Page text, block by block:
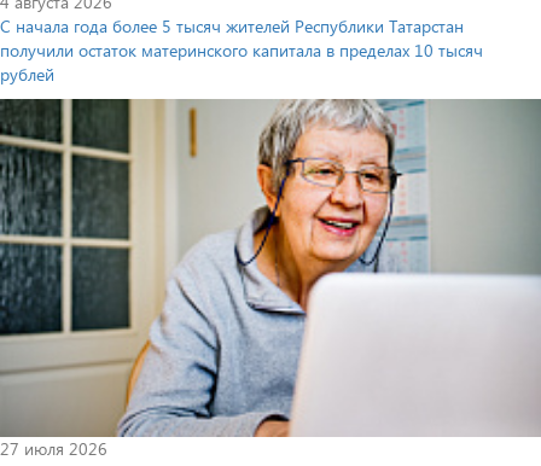
С начала года более 5 тысяч жителей Республики Татарстан
получили остаток материнского капитала в пределах 10 тысяч
рублей
27 июля 2026